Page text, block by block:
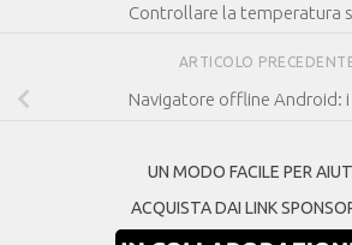
Controllare la temperatura
ARTICOLO
Navigatore offline Android:
UN MODO FACILE PER
ACQUISTA DAI LINK